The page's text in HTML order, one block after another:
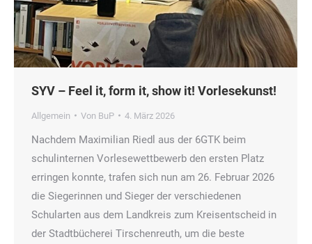
SYV – Feel it, form it, show it! Vorlesekunst!
Allgemein Von BuP 4. März 2026
Nachdem Maximilian Riedl aus der 6GTK beim
schulinternen Vorlesewettbewerb den ersten Platz
erringen konnte, trafen sich nun am 26. Februar 2026
die Siegerinnen und Sieger der verschiedenen
Schularten aus dem Landkreis zum Kreisentscheid in
der Stadtbücherei Tirschenreuth, um die beste